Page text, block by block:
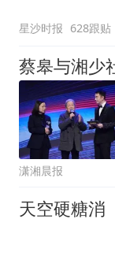
星沙时报 628跟贴
潇湘晨报
天空硬糖消